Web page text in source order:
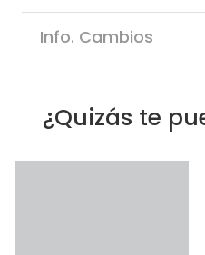
Info. Cambios
¿Quizás te